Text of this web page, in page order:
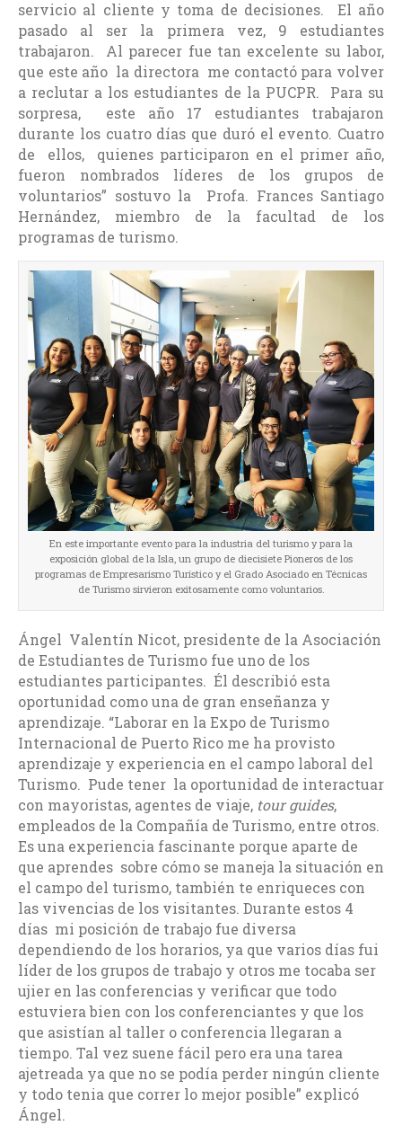
servicio al cliente y toma de decisiones. El año
pasado al ser la primera vez, 9 estudiantes
trabajaron. Al parecer fue tan excelente su labor,
que este año la directora me contactó para volver
a reclutar a los estudiantes de la PUCPR. Para su
sorpresa, este año 17 estudiantes trabajaron
durante los cuatro días que duró el evento. Cuatro
de ellos, quienes participaron en el primer año,
fueron nombrados líderes de los grupos de
voluntarios” sostuvo la Profa. Frances Santiago
Hernández, miembro de la facultad de los
programas de turismo.
En este importante evento para la industria del turismo y para la
exposición global de la Isla, un grupo de diecisiete Pioneros de los
programas de Empresarismo Turístico y el Grado Asociado en Técnicas
de Turismo sirvieron exitosamente como voluntarios.
Ángel Valentín Nicot, presidente de la Asociación
de Estudiantes de Turismo fue uno de los
estudiantes participantes. Él describió esta
oportunidad como una de gran enseñanza y
aprendizaje. “Laborar en la Expo de Turismo
Internacional de Puerto Rico me ha provisto
aprendizaje y experiencia en el campo laboral del
Turismo. Pude tener la oportunidad de interactuar
con mayoristas, agentes de viaje, tour guides,
empleados de la Compañía de Turismo, entre otros.
Es una experiencia fascinante porque aparte de
que aprendes sobre cómo se maneja la situación en
el campo del turismo, también te enriqueces con
las vivencias de los visitantes. Durante estos 4
días mi posición de trabajo fue diversa
dependiendo de los horarios, ya que varios días fui
líder de los grupos de trabajo y otros me tocaba ser
ujier en las conferencias y verificar que todo
estuviera bien con los conferenciantes y que los
que asistían al taller o conferencia llegaran a
tiempo. Tal vez suene fácil pero era una tarea
ajetreada ya que no se podía perder ningún cliente
y todo tenia que correr lo mejor posible” explicó
Ángel.